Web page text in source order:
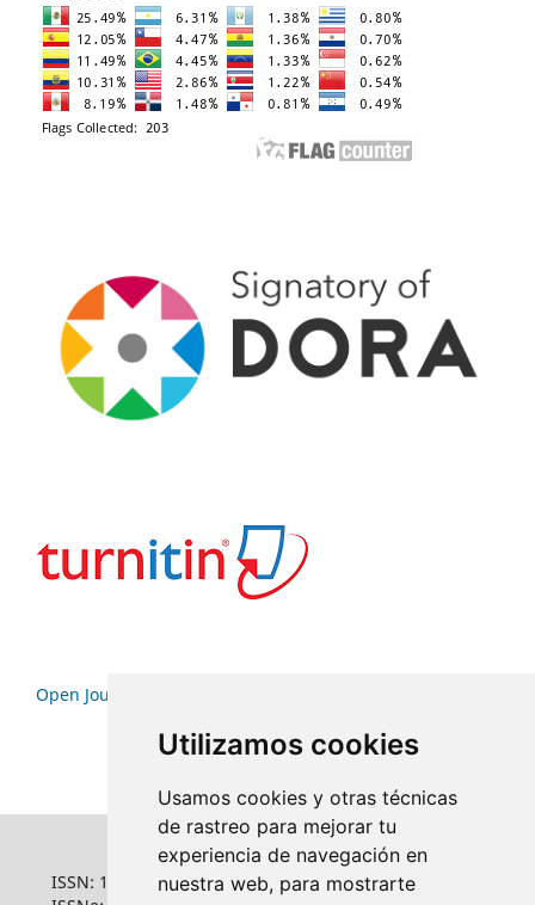
Utilizamos cookies
Usamos cookies y otras técnicas
de rastreo para mejorar tu
experiencia de navegación en
nuestra web, para mostrarte
Open Journal Systems
ISSN: 1022-6508